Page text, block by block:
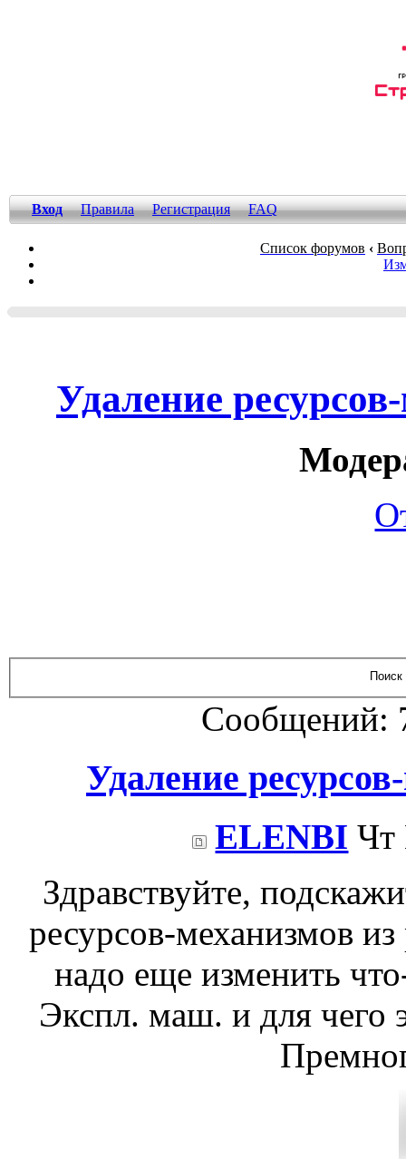
Вход Правила Регистрация FAQ
Список форумов ‹
Удаление
Сообщений:
Удаление
ELENBI Чт
Здравствуйте,
ресурсов-механизмов
надо еще изменить
Экспл. маш. и для чего